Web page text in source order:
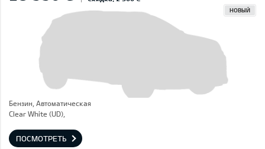
НОВЫЙ
Бензин, Автоматическая
Clear White (UD),
ПОСМОТРЕТЬ